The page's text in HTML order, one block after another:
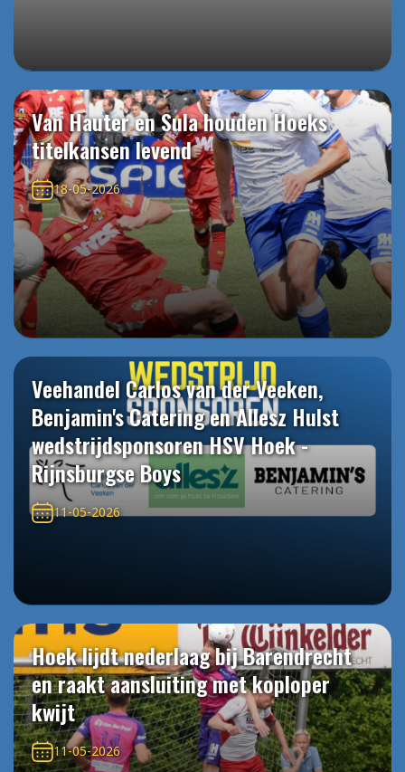
Van Hauter en Sula houden Hoeks
titelkansen levend
18-05-2026
Veehandel Carlos van der Veeken,
Benjamin's Catering en Allesz Hulst
wedstrijdsponsoren HSV Hoek -
Rijnsburgse Boys
11-05-2026
Hoek lijdt nederlaag bij Barendrecht
en raakt aansluiting met koploper
kwijt
11-05-2026